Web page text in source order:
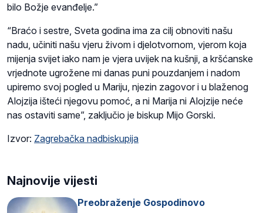
bilo Božje evanđelje.”
“Braćo i sestre, Sveta godina ima za cilj obnoviti našu
nadu, učiniti našu vjeru živom i djelotvornom, vjerom koja
mijenja svijet iako nam je vjera uvijek na kušnji, a kršćanske
vrjednote ugrožene mi danas puni pouzdanjem i nadom
upiremo svoj pogled u Mariju, njezin zagovor i u blaženog
Alojzija išteći njegovu pomoć, a ni Marija ni Alojzije neće
nas ostaviti same”, zaključio je biskup Mijo Gorski.
Izvor: Zagrebačka nadbiskupija
Najnovije vijesti
Preobraženje Gospodinovo